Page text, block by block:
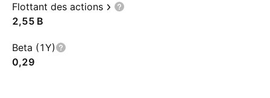
Flottant des actions
‪2,55 B‬
Beta (1Y)
0,29